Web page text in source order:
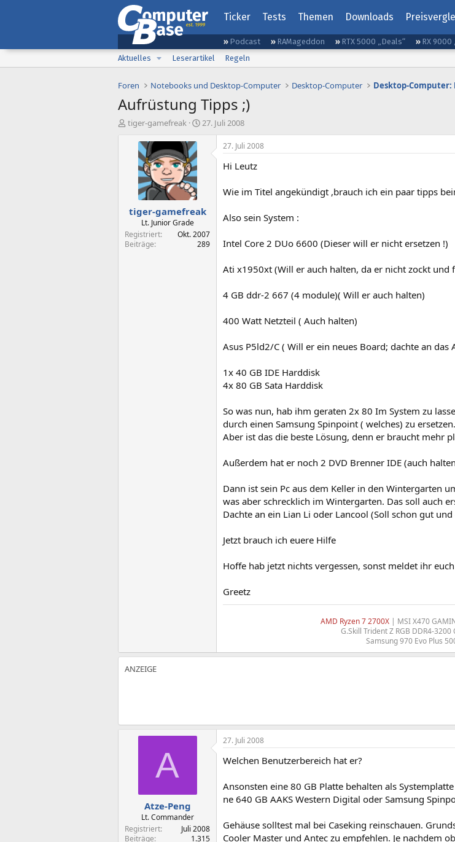
Ticker Tests Themen Downloads
Podcast RAMageddon RTX 5000 „Deals“ RX 9000
Aktuelles
Leserartikel Regeln
Foren Notebooks und Desktop-Computer Desktop-Computer Desktop-
Aufrüstung Tipps ;)
E
r
tiger-gamefreak
E
a
27. Juli 2008
tiger-gamefreak
Lt. Junior Grade
Registriert
Okt. 2007
Beiträge
289
27. Juli 2008
Hi Leutz
Wie im Titel angekündigt ,brauch ich ein paar tipps
Also sein System :
Intel Core 2 DUo 6600 (Dieser will er nicht ersetzen !)
Ati x1950xt (Will er auch halten, da er nicht zockt
4 GB ddr-2 667 (4 module)( Will er auch halten)
400 Watt Netzteil ( Auch halten)
Asus P5ld2/C ( Will er ein neues Board; dachte an
1x 40 GB IDE Harddisk
4x 80 GB Sata Harddisk
So was nun, hab ihm geraten 2x 80 Im System zu
durch einen Samsung Spinpoint ( welches) zu ersetzen.
Aber ist das die beste Lösung, denn er braucht mehr
Außerdem hat er noch 2 DVD Brenner IDE (auch
Dann ist sein Pc aus dem Keller in den Wintergarten
was aber schrecklich im Wintergarten. Das soll auch
Dachte an ein Lian Li oder Lancool (Soll schon gut
Jetzt brauch ich euere Hilfe
Hoffe hab jetzt nichts vergessen, sonst meldet ihr euch
Greetz
AMD Ryzen 7 2700X| MSI X470
G.Skill Trident Z RGB DDR4-3200
Samsung 970 Evo Plus
A
Atze-Peng
Lt. Commander
Registriert
Juli 2008
Beiträge
1.315
27. Juli 2008
Welchen Benutzerbereich hat er?
Ansonsten eine 80 GB Platte behalten als
ne 640 GB AAKS Western Digital oder Samsung
Gehäuse solltest mal bei Caseking reinschauen.
Cooler Master und Antec zu empfehlen. Je nachdem